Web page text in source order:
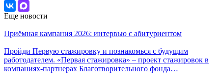
Еще новости
Приёмная кампания 2026: интервью с абитуриентом
Пройди Первую стажировку и познакомься с будущим
работодателем. «Первая стажировка» – проект стажировок в
компаниях-партнерах Благотворительного фонда…